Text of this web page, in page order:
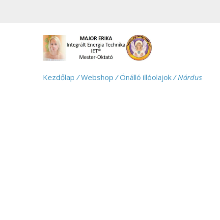
Kezdőlap /Webshop /Önálló illóolajok/ Nárdus